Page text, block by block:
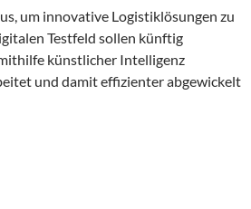
um innovative Logistiklösungen zu
Testfeld sollen künftig
künstlicher Intelligenz
und damit effizienter abgewickelt
Testfeld